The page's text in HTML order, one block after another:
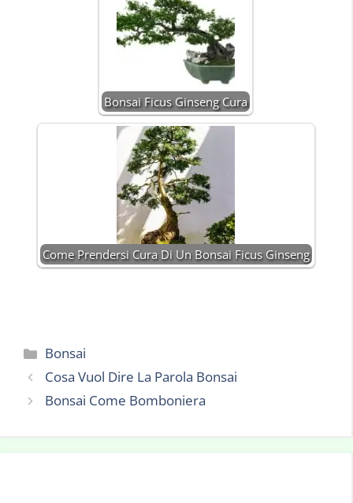
Bonsai Ficus Ginseng Cura
Come Prendersi Cura Di Un Bonsai Ficus Ginseng
Categorie
Bonsai
Cosa Vuol Dire La Parola Bonsai
Bonsai Come Bomboniera